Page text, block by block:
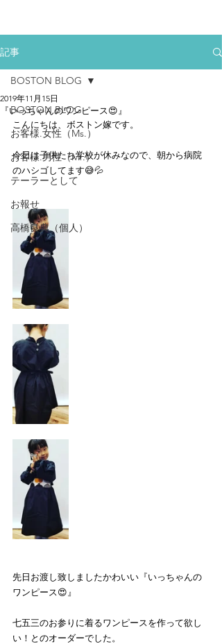
記事
BOSTON BLOG
お客様.女性（Ms.）
お客様.男性（Mr.）
テーラーとして
お報せ
高橋良典（個人）
BOSTON BLOG
『いっちゃんのワンピース😍』
2019年11月15日
こんにちは、ボストン嫁です。
今日は子供たち学校が休みなので、朝から病院
のハシゴしてます😅💦
先日お渡し致しましたかわいい『いっちゃんの
ワンピース😍』
七五三のお参りに着るワンピースを作って欲し
い！とのオーダーでした。